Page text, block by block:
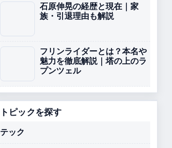
石原伸晃の経歴と現在｜家
族・引退理由も解説
フリンライダーとは？本名や
魅力を徹底解説｜塔の上のラ
プンツェル
トピックを探す
テック